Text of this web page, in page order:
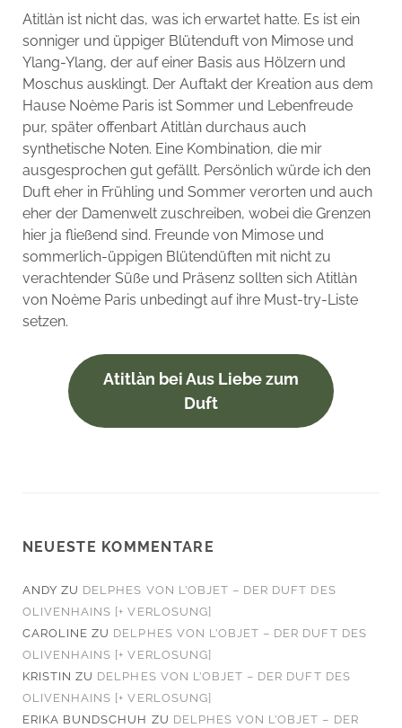
Atitlàn ist nicht das, was ich erwartet hatte. Es ist ein
sonniger und üppiger Blütenduft von Mimose und
Ylang-Ylang, der auf einer Basis aus Hölzern und
Moschus ausklingt. Der Auftakt der Kreation aus dem
Hause Noème Paris ist Sommer und Lebenfreude
pur, später offenbart Atitlàn durchaus auch
synthetische Noten. Eine Kombination, die mir
ausgesprochen gut gefällt. Persönlich würde ich den
Duft eher in Frühling und Sommer verorten und auch
eher der Damenwelt zuschreiben, wobei die Grenzen
hier ja fließend sind. Freunde von Mimose und
sommerlich-üppigen Blütendüften mit nicht zu
verachtender Süße und Präsenz sollten sich Atitlàn
von Noème Paris unbedingt auf ihre Must-try-Liste
setzen.
Atitlàn bei Aus Liebe zum
Duft
NEUESTE KOMMENTARE
ANDY ZU DELPHES VON L’OBJET – DER DUFT DES
OLIVENHAINS [+ VERLOSUNG]
CAROLINE ZU DELPHES VON L’OBJET – DER DUFT DES
OLIVENHAINS [+ VERLOSUNG]
KRISTIN ZU DELPHES VON L’OBJET – DER DUFT DES
OLIVENHAINS [+ VERLOSUNG]
ERIKA BUNDSCHUH ZU DELPHES VON L’OBJET – DER